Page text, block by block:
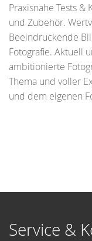
Praxisnahe Tests &
und Zubehör.
Beeindruckende
Fotografie. Aktuell
ambitionierte
Thema und voller
und dem eigenen
Service &